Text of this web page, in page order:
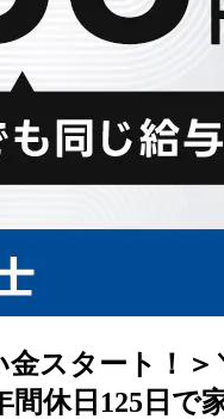
金スタート！
休日125日で